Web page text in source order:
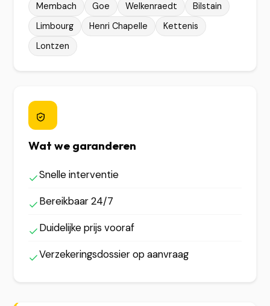
Membach Goe Welkenraedt
Bilstain
Limbourg
Henri Chapelle
Kettenis
Lontzen
Wat we garanderen
Snelle interventie
Bereikbaar 24/7
Duidelijke prijs vooraf
Verzekeringsdossier op aanvraag